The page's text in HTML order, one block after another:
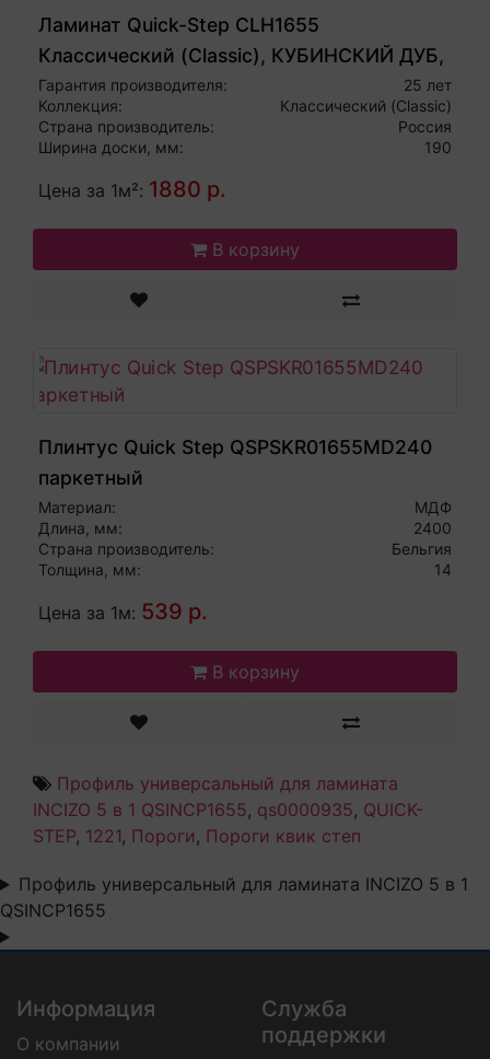
Ламинат Quick-Step CLH1655
Классический (Classic), КУБИНСКИЙ ДУБ,
32 класс влагостойкий
Гарантия производителя:
25 лет
Коллекция:
Классический (Classic)
Страна производитель:
Россия
Ширина доски, мм:
190
Цена за 1м²: 1880 р.
В корзину
Плинтус Quick Step QSPSKR01655MD240
паркетный
Материал:
МДФ
Длина, мм:
2400
Страна производитель:
Бельгия
Толщина, мм:
14
Цена за 1м: 539 р.
В корзину
Профиль универсальный для ламината
INCIZO 5 в 1 QSINCP1655, qs0000935, QUICK-
STEP, 1221, Пороги, Пороги квик степ
Профиль универсальный для ламината INCIZO 5 в 1
QSINCP1655
Информация
О компании
Служба
поддержки